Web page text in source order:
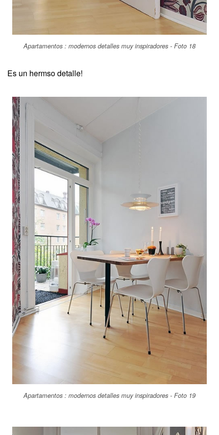
Apartamentos : modernos detalles muy inspiradores - Foto 18
Es un hermso detalle!
Apartamentos : modernos detalles muy inspiradores - Foto 19